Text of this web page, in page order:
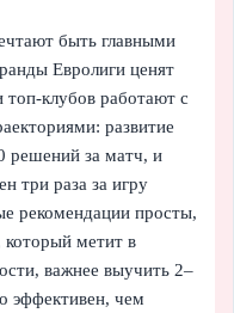
быть главными
Евролиги ценят
топ-клубов работают с
развитие
решений за матч, и
три раза за игру
рекомендации просты,
метит в
важнее выучить 2–
эффективен, чем